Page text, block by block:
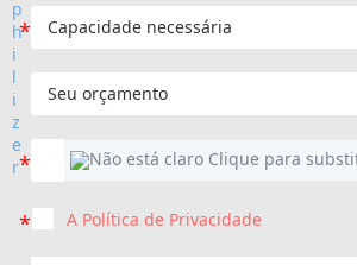
A Política de Privacidade